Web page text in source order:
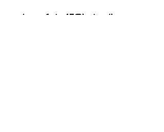
noinasafety47@hotmail.com